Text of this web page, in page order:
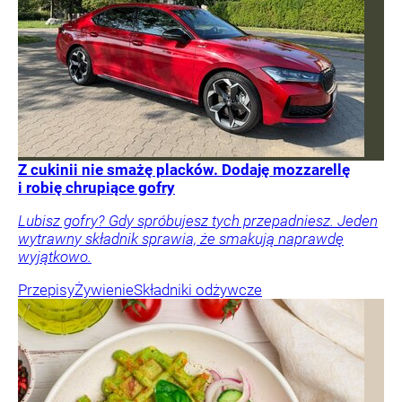
Z cukinii nie smażę placków. Dodaję mozzarellę
i robię chrupiące gofry
Lubisz gofry? Gdy spróbujesz tych przepadniesz. Jeden
wytrawny składnik sprawia, że smakują naprawdę
wyjątkowo.
PrzepisyŻywienieSkładniki odżywcze